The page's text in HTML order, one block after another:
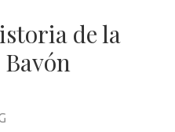
de la